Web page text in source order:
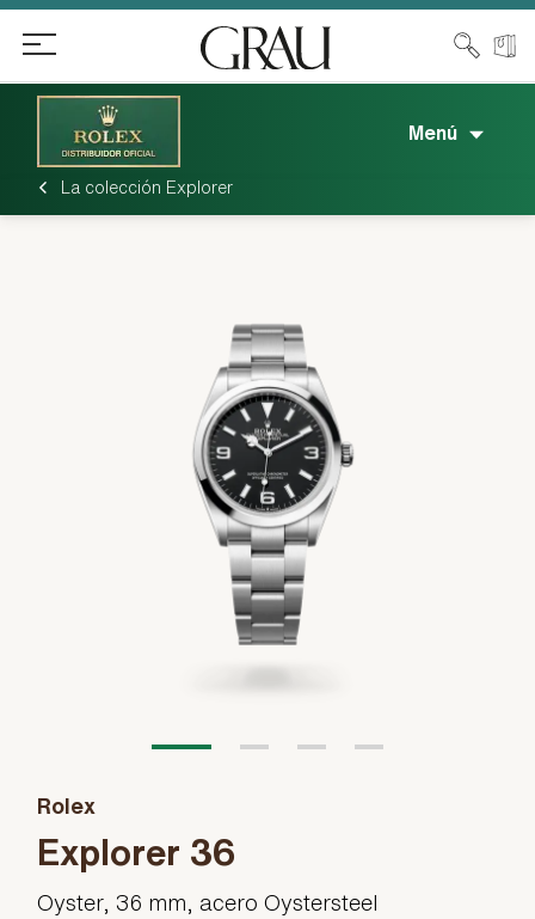
Menú
La colección Explorer
Rolex
Explorer 36
Oyster, 36 mm, acero Oystersteel